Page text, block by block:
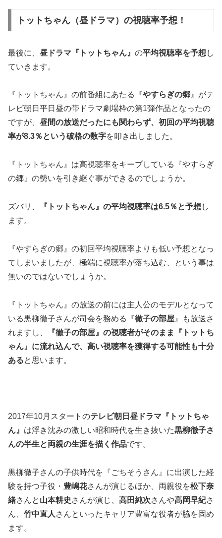
トットちゃん（昼ドラマ）の視聴率予想！
最後に、 昼ドラマ『トットちゃん』 の平均視聴率を予想 し
ていきます。
『トットちゃん』の前番組にあたる『やすらぎの郷 』がテ
レビ朝日平日昼の帯ドラマ劇場枠の第1弾作品となったの
ですが、 昼間の放送だったにも関わらず、初回の平均視聴
率が8.3％ という破格の数字を叩き出しました。
『トットちゃん』は高視聴率をキープしている『やすらぎ
の郷』の勢いを引き継ぐ事ができるのでしょうか。
ズバリ、 『トットちゃん』の平均視聴率は6.5％ と予想 し
ます。
『やすらぎの郷』の初回平均視聴率よりも低い予想となっ
てしまいましたが、極端に視聴率が落ち込む、という事は
無いのではないでしょうか。
『トットちゃん』の放送の前には主人公のモデルとなって
いる黒柳徹子さんが司会を務める『徹子の部屋 』も放送さ
れますし、
『徹子の部屋』の視聴者がそのまま『トットち
ゃん』に流れ込んで、高い視聴率を獲得する可能性も十分
あると思います。
2017年10月スタートのテレビ朝日昼ドラマ『トットちゃ
ん』 は浮き沈みの激しい昭和時代を生き抜いた黒柳徹子さ
んの半生と両親の生涯を描く作品です。
黒柳徹子さんの子供時代を『ごちそうさん』に出演した経
験を持つ子役・ 豊嶋花さんが演じるほか、両親役を松下奈
緒さんと 山本耕史 さんが演じ、 高田純次さんや高岡早紀さ
ん、 竹中直人 さんといったキャリア豊富な役者が脇を固め
ます。